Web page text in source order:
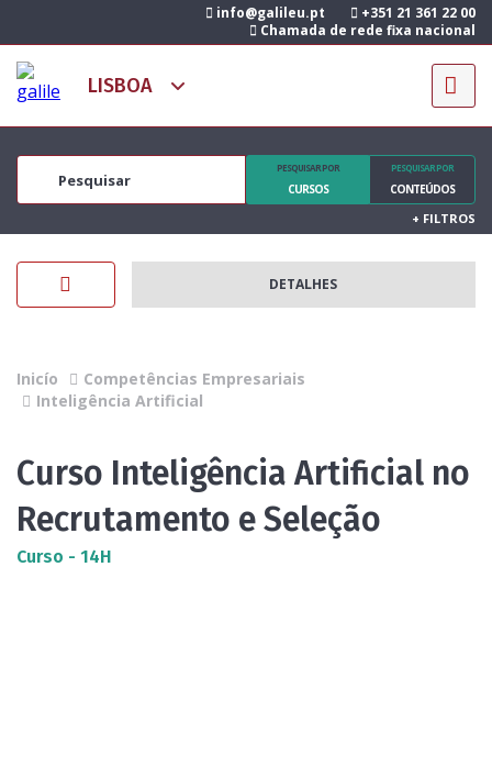
info@galileu.pt
+351 21 361 22 00
Chamada de rede fixa nacional
PESQUISAR POR
CURSOS
PESQUISAR POR
CONTEÚDOS
+ FILTROS
DETALHES
Inicío
Competências Empresariais
Inteligência Artificial
Curso Inteligência Artificial no
Recrutamento e Seleção
Curso - 14H